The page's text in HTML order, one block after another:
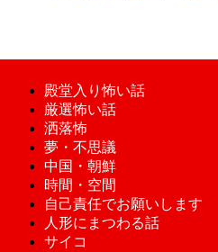
殿堂入り怖い話
厳選怖い話
洒落怖
夢・不思議
中国・朝鮮
時間・空間
自己責任でお願いします
人形にまつわる話
サイコ